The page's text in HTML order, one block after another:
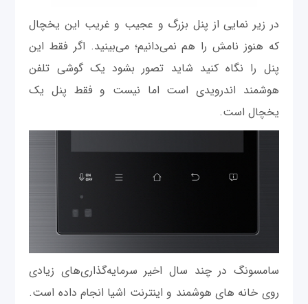
در زیر نمایی از پنل بزرگ و عجیب و غریب این یخچال
که هنوز نامش را هم نمی‌دانیم؛ می‌بینید. اگر فقط این
پنل را نگاه کنید شاید تصور بشود یک گوشی تلفن
هوشمند اندرویدی است اما نیست و فقط پنل یک
یخچال است.
سامسونگ در چند سال اخیر سرمایه‌گذاری‌های زیادی
روی خانه های هوشمند و اینترنت اشیا انجام داده است.